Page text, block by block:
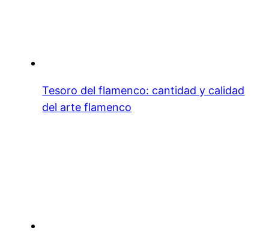
Tesoro del flamenco: cantidad y calidad
del arte flamenco